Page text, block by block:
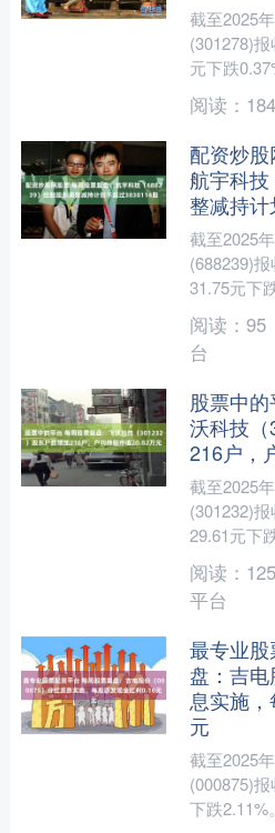
截至2025
(301278)
元下跌
日盘中最
阅读： 184
配资炒股
航宇科
整减持
截至2025
(688239)
31.75元下
月9日盘中
阅读： 95
台
股票中
沃科技
216户，
截至2025
(301232)
29.61元下
月9日盘中
阅读： 125
平台
最专业
盘：吉
息实施
元
截至2025
(000875)
下跌2.11%